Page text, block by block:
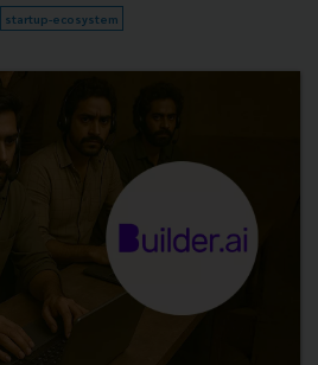
startup-ecosystem